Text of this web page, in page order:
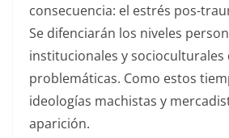
consecuencia: el estrés pos-
Se difenciarán los niveles
institucionales y socioculturales
problemáticas. Como estos
ideologías machistas y
aparición.